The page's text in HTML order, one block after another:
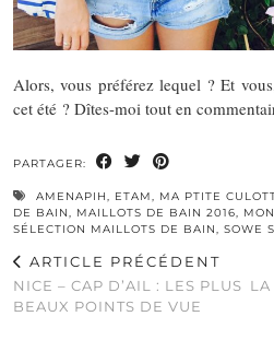
Alors, vous préférez lequel ? Et
cet été ? Dîtes-moi tout en
PARTAGER:
AMENAPIH, ETAM, MA PTITE
DE BAIN, MAILLOTS DE BAIN 2016,
SÉLECTION MAILLOTS DE BAIN, SOWE
ARTICLE PRÉCÉDENT
NICE – CAP D’AIL : LES PLUS
BEAUX POINTS DE VUE